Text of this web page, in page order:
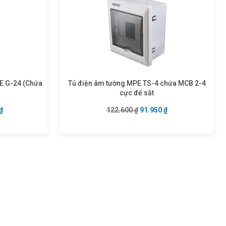
G-24 (Chứa
742.000 ₫.
Giá hiện tại là: 556.500 ₫.
Tủ điện âm tường MPE TS-4 chứa MCB 2-4
cực đế sắt
122.600₫ Giá gốc là: 122.600 ₫.
91.950₫Giá hiện tại là: